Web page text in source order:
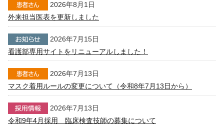
2026年8月1日
外来担当医表を更新しました
2026年7月15日
看護部専用サイトをリニューアルしました！
2026年7月13日
マスク着用ルールの変更について（令和8年7月13日から）
2026年7月13日
令和9年4月採用 臨床検査技師の募集について